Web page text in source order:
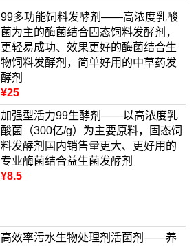
99多功能饲料发酵剂——高浓度乳酸
菌为主的酶菌结合固态饲料发酵剂，
更轻易成功、效果更好的酶菌结合生
物饲料发酵剂，简单好用的中草药发
酵剂
¥25
加强型活力99生酵剂——以高浓度乳
酸菌（300亿/g）为主要原料，固态饲
料发酵剂国内销售量更大、更好用的
专业酶菌结合益生菌发酵剂
¥8.5
高效率污水生物处理剂活菌剂——养